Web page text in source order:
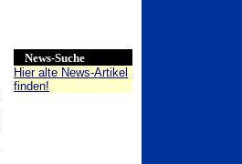
News-Suche
Hier alte News-Artikel
finden!